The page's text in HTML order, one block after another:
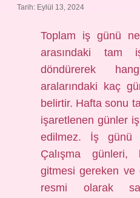
Tarih: Eylül 13, 2024
Toplam iş günü
arasındaki tam
döndürerek
aralarındaki kaç
belirtir. Hafta sonu
işaretlenen günler
edilmez. İş günü
Çalışma günleri,
gitmesi gereken ve
resmi olarak